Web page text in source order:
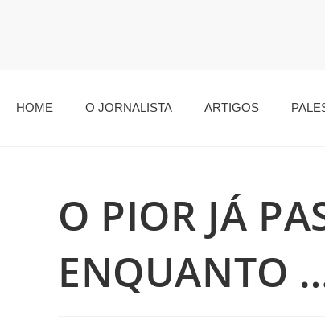
HOME O JORNALISTA ARTIGOS
O PIOR JÁ
ENQUANTO